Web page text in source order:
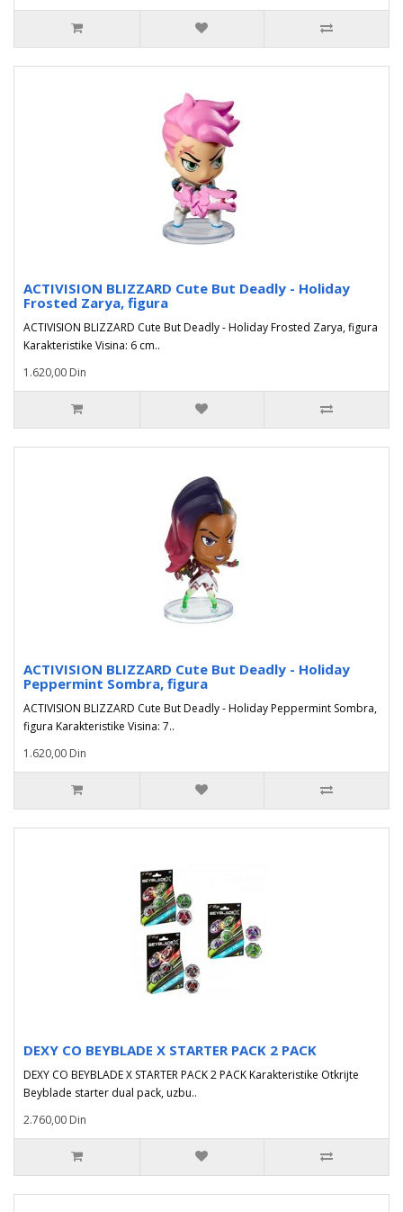
ACTIVISION BLIZZARD Cute But Deadly - Holiday
Frosted Zarya, figura
ACTIVISION BLIZZARD Cute But Deadly - Holiday Frosted Zarya, figura
Karakteristike Visina: 6 cm..
1.620,00 Din
ACTIVISION BLIZZARD Cute But Deadly - Holiday
Peppermint Sombra, figura
ACTIVISION BLIZZARD Cute But Deadly - Holiday Peppermint Sombra,
figura Karakteristike Visina: 7..
1.620,00 Din
DEXY CO BEYBLADE X STARTER PACK 2 PACK
DEXY CO BEYBLADE X STARTER PACK 2 PACK Karakteristike Otkrijte
Beyblade starter dual pack, uzbu..
2.760,00 Din